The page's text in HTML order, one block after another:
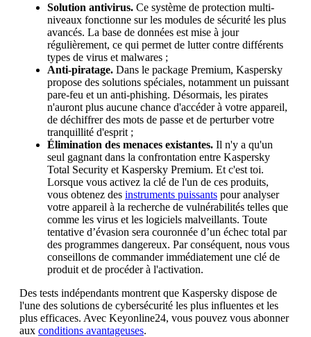
Solution antivirus. Ce système de protection multi-
niveaux fonctionne sur les modules de sécurité les plus
avancés. La base de données est mise à jour
régulièrement, ce qui permet de lutter contre différents
types de virus et malwares ;
Anti-piratage. Dans le package Premium, Kaspersky
propose des solutions spéciales, notamment un puissant
pare-feu et un anti-phishing. Désormais, les pirates
n'auront plus aucune chance d'accéder à votre appareil,
de déchiffrer des mots de passe et de perturber votre
tranquillité d'esprit ;
Élimination des menaces existantes. Il n'y a qu'un
seul gagnant dans la confrontation entre Kaspersky
Total Security et Kaspersky Premium. Et c'est toi.
Lorsque vous activez la clé de l'un de ces produits,
vous obtenez des instruments puissants pour analyser
votre appareil à la recherche de vulnérabilités telles que
comme les virus et les logiciels malveillants. Toute
tentative d’évasion sera couronnée d’un échec total par
des programmes dangereux. Par conséquent, nous vous
conseillons de commander immédiatement une clé de
produit et de procéder à l'activation.
Des tests indépendants montrent que Kaspersky dispose de
l'une des solutions de cybersécurité les plus influentes et les
plus efficaces. Avec Keyonline24, vous pouvez vous abonner
aux conditions avantageuses.